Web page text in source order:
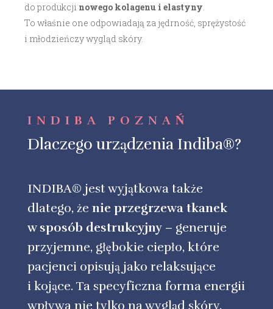
do produkcji nowego kolagenu i elastyny
To właśnie one odpowiadają za jędrność, sprężystość
i młodzieńczy wygląd skóry.
INDIBA POZNAŃ
Dlaczego urządzenia Indiba®?
INDIBA® jest wyjątkowa także
dlatego, że nie przegrzewa tkanek
w sposób destrukcyjny– generuje
przyjemne, głębokie ciepło, które
pacjenci opisują jako relaksujące
i kojące. Ta specyficzna forma energii
wpływa nie tylko na wygląd skóry,